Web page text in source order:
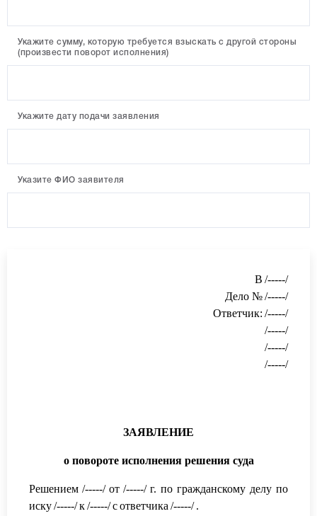
Укажите сумму, которую требуется взыскать с другой стороны
(произвести поворот исполнения)
Укажите дату подачи заявления
Указите ФИО заявителя
В /-----/
Дело №/-----/
Ответчик: /-----/
/-----/
/-----/
/-----/
ЗАЯВЛЕНИЕ
о повороте исполнения решения суда
Решением /-----/ от /-----/ г. по гражданскому делу по
иску/-----/к/-----/сответчика /-----/ .